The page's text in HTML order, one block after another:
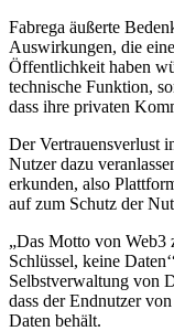
Fabrega äußerte
Auswirkungen, die
Öffentlichkeit haben
technische Funktion,
dass ihre privaten
Der Vertrauensverlust
Nutzer dazu
erkunden, also
auf zum Schutz der
„Das Motto von Web3
Schlüssel, keine
Selbstverwaltung von
dass der Endnutzer
Daten behält.